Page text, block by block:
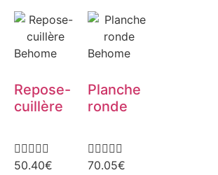
Behome
Repose-
cuillère

50.40€
Behome
Planche
ronde

70.05€